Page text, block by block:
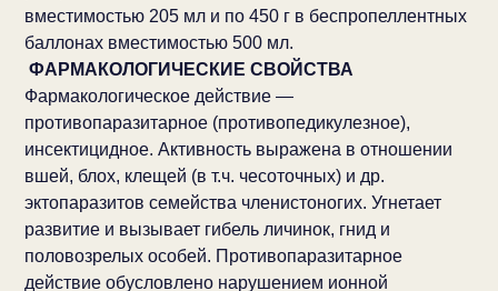
вместимостью 205 мл и по 450 г в беспропеллентных
баллонах вместимостью 500 мл.
ФАРМАКОЛОГИЧЕСКИЕ СВОЙСТВА
Фармакологическое действие —
противопаразитарное (противопедикулезное),
инсектицидное. Активность выражена в отношении
вшей, блох, клещей (в т.ч. чесоточных) и др.
эктопаразитов семейства членистоногих. Угнетает
развитие и вызывает гибель личинок, гнид и
половозрелых особей. Противопаразитарное
действие обусловлено нарушением ионной